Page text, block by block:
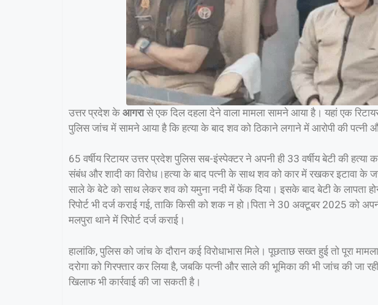
उत्तर प्रदेश के आगरासे एक दिल दहला देने वाला मामला सामने आया है। यहां एक
पुलिस जांच में सामने आया है कि हत्या के बाद शव को ठिकाने लगाने में आरोपी की पत्नी
65 वर्षीय रिटायर उत्तर प्रदेश पुलिस सब-इंस्पेक्टर ने अपनी ही 33 वर्षीय बेटी की
संबंध और शादी का विरोध।हत्या के बाद पत्नी के साथ शव को कार में रखकर इटावा
साले के बेटे को साथ लेकर शव को यमुना नदी में फेंक दिया। इसके बाद बेटी के लापता
रिपोर्ट भी दर्ज कराई गई, ताकि किसी को शक न हो।पिता ने 30 अक्टूबर 2025 को
मलपुरा थाने में रिपोर्ट दर्ज कराई।
हालांकि, पुलिस को जांच के दौरान कई विरोधाभास मिले। पूछताछ सख्त हुई तो पूरा
दरोगा को गिरफ्तार कर लिया है, जबकि पत्नी और साले की भूमिका की भी जांच की जा
खिलाफ भी कार्रवाई की जा सकती है।